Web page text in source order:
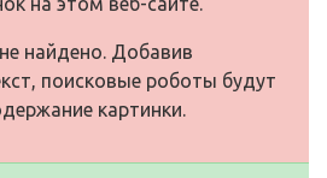
найдено. Добавив
поисковые роботы будут
картинки.